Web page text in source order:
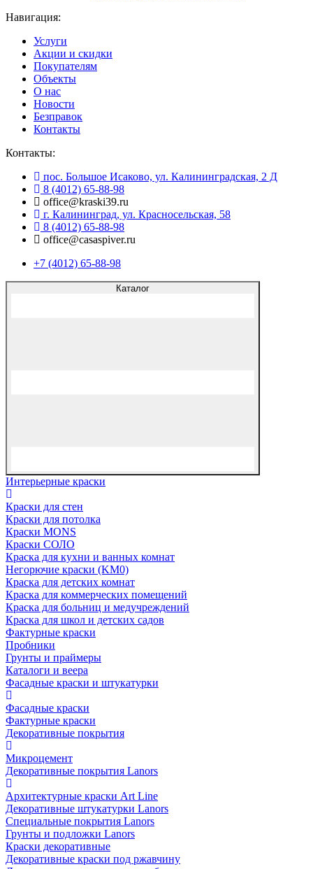
Навигация:
Услуги
Акции и скидки
Покупателям
Объекты
О нас
Новости
Безправок
Контакты
Контакты:
пос. Большое Исаково, ул. Калининградская, 2 Д
8 (4012) 65-88-98
office@kraski39.ru
г. Калининград, ул. Красносельская, 58
8 (4012) 65-88-98
office@casaspiver.ru
+7 (4012) 65-88-98
Каталог
Интерьерные краски
Краски для стен
Краски для потолка
Краски MONS
Краски СОЛО
Краска для кухни и ванных комнат
Негорючие краски (KM0)
Краска для детских комнат
Краска для коммерческих помещений
Краска для больниц и медучреждений
Краска для школ и детских садов
Фактурные краски
Пробники
Грунты и праймеры
Каталоги и веера
Фасадные краски и штукатурки
Фасадные краски
Фактурные краски
Декоративные покрытия
Микроцемент
Декоративные покрытия Lanors
Архитектурные краски Art Line
Декоративные штукатурки Lanors
Специальные покрытия Lanors
Грунты и подложки Lanors
Краски декоративные
Декоративные краски под ржавчину